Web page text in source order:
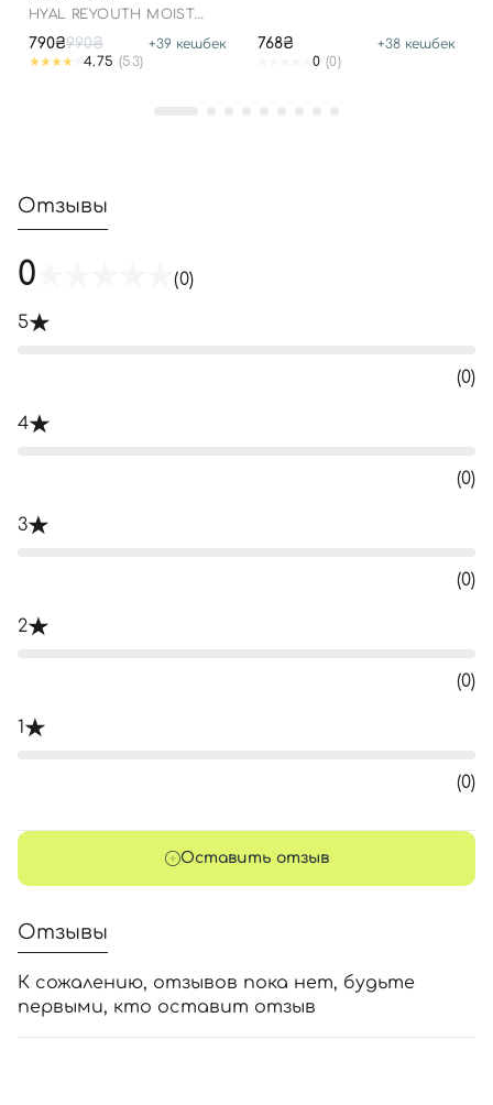
HYAL REYOUTH MOIST
790₴990₴ +39 кешбек
4.75 (53)
768₴ +38 кешбек
0 (0)
Отзывы
0 (0)
5
(0)
4
(0)
3
(0)
2
(0)
1
(0)
Оставить отзыв
Отзывы
К сожалению, отзывов пока нет, будьте
первыми, кто оставит отзыв